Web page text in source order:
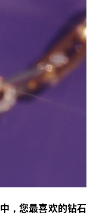
，您最喜欢的钻石